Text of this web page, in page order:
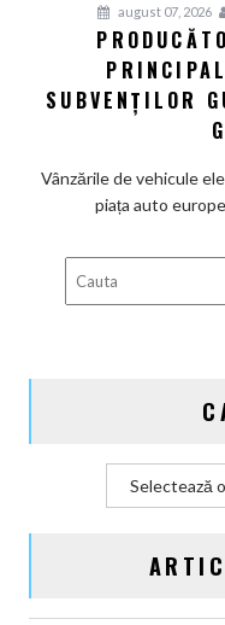
august 07, 2026
SUBVENȚILOR
Vânzările de vehicule
piața auto